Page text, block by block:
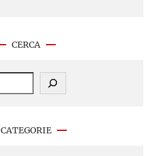
CERCA
CATEGORIE